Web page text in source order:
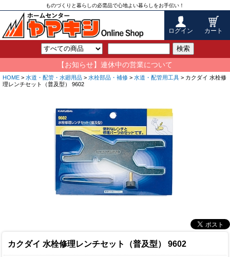
ものづくりと暮らしの必需品で心地よい暮らしをお手伝い！
ログイン カート
検索
【お知らせ】連休中の営業について
HOME > 水道・配管・水廻用品 > 水栓部品・補修 > 水道・配管用工具 > カクダイ 水栓修
理レンチセット（普及型） 9602
カクダイ 水栓修理レンチセット（普及型） 9602